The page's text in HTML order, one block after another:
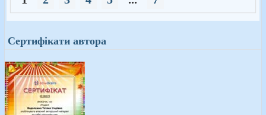
Сертифікати автора